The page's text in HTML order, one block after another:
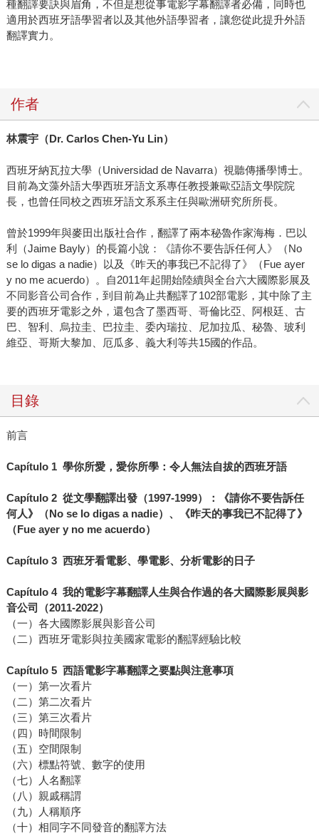
種翻譯要訣與眉角，不但是想從事電影字幕翻譯者必備，同時也
適用於西班牙語學習者以及其他外語學習者，讓您從此提升外語
翻譯實力。
作者
林震宇（Dr. Carlos Chen-Yu Lin）
西班牙納瓦拉大學（Universidad de Navarra）視聽傳播學博士。
目前為文藻外語大學西班牙語文系專任教授兼歐亞語文學院院
長，也曾任同校之西班牙語文系系主任與歐洲研究所所長。
曾於1999年與麥田出版社合作，翻譯了兩本秘魯作家海梅．巴以
利（Jaime Bayly）的長篇小說：《請你不要告訴任何人》（No
se lo digas a nadie）以及《昨天的事我已不記得了》（Fue ayer
y no me acuerdo）。自2011年起開始陸續與全台六大國際影展及
不同影音公司合作，到目前為止共翻譯了102部電影，其中除了主
要的西班牙電影之外，還包含了墨西哥、哥倫比亞、阿根廷、古
巴、智利、烏拉圭、巴拉圭、委內瑞拉、尼加拉瓜、秘魯、玻利
維亞、哥斯大黎加、厄瓜多、義大利等共15國的作品。
目錄
前言
Capítulo 1 學你所愛，愛你所學：令人無法自拔的西班牙語
Capítulo 2 從文學翻譯出發（1997-1999）：《請你不要告訴任
何人》（No se lo digas a nadie）、《昨天的事我已不記得了》
（Fue ayer y no me acuerdo）
Capítulo 3 西班牙看電影、學電影、分析電影的日子
Capítulo 4 我的電影字幕翻譯人生與合作過的各大國際影展與影
音公司（2011-2022）
（一）各大國際影展與影音公司
（二）西班牙電影與拉美國家電影的翻譯經驗比較
Capítulo 5 西語電影字幕翻譯之要點與注意事項
（一）第一次看片
（二）第二次看片
（三）第三次看片
（四）時間限制
（五）空間限制
（六）標點符號、數字的使用
（七）人名翻譯
（八）親戚稱謂
（九）人稱順序
（十）相同字不同發音的翻譯方法